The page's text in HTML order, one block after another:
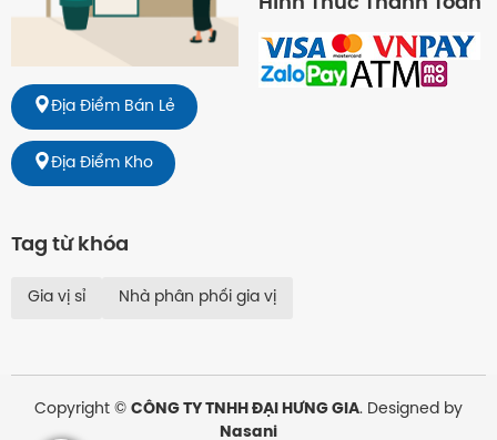
Địa Điểm Bán Lẻ
Địa Điểm Kho
Tag từ khóa
Gia vị sỉ Nhà phân phối gia vị
Copyright © CÔNG TY TNHH ĐẠI HƯNG GIA. Designed by
Nasani